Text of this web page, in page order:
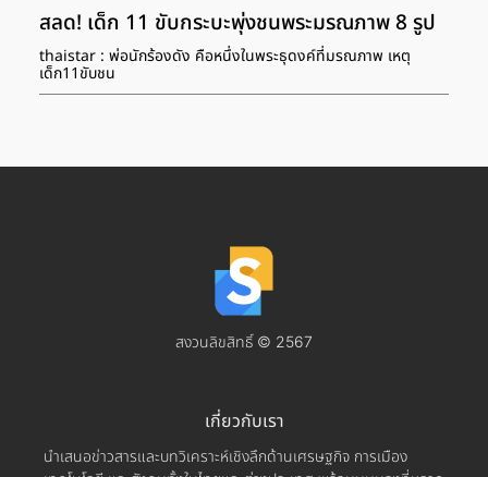
สลด! เด็ก 11 ขับกระบะพุ่งชนพระมรณภาพ 8 รูป
thaistar : พ่อนักร้องดัง คือหนึ่งในพระธุดงค์ที่มรณภาพ เหตุ
เด็ก11ขับชน
สงวนลิขสิทธิ์ © 2567
เกี่ยวกับเรา
นำเสนอข่าวสารและบทวิเคราะห์เชิงลึกด้านเศรษฐกิจ การเมือง